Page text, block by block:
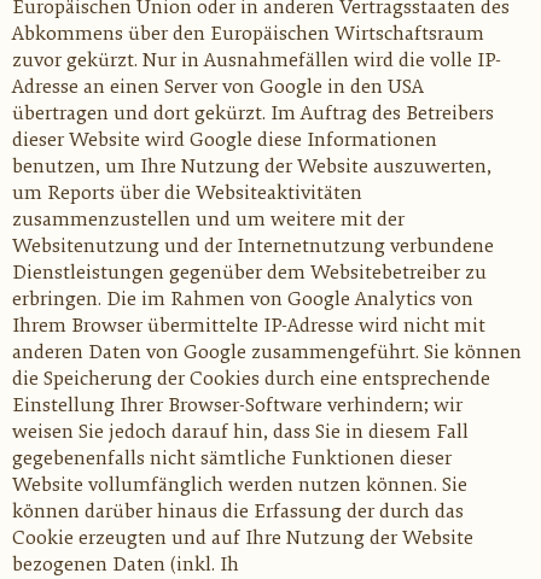
Europäischen Union oder in anderen Vertragsstaaten des
Abkommens über den Europäischen Wirtschaftsraum
zuvor gekürzt. Nur in Ausnahmefällen wird die volle IP-
Adresse an einen Server von Google in den USA
übertragen und dort gekürzt. Im Auftrag des Betreibers
dieser Website wird Google diese Informationen
benutzen, um Ihre Nutzung der Website auszuwerten,
um Reports über die Websiteaktivitäten
zusammenzustellen und um weitere mit der
Websitenutzung und der Internetnutzung verbundene
Dienstleistungen gegenüber dem Websitebetreiber zu
erbringen. Die im Rahmen von Google Analytics von
Ihrem Browser übermittelte IP-Adresse wird nicht mit
anderen Daten von Google zusammengeführt. Sie können
die Speicherung der Cookies durch eine entsprechende
Einstellung Ihrer Browser-Software verhindern; wir
weisen Sie jedoch darauf hin, dass Sie in diesem Fall
gegebenenfalls nicht sämtliche Funktionen dieser
Website vollumfänglich werden nutzen können. Sie
können darüber hinaus die Erfassung der durch das
Cookie erzeugten und auf Ihre Nutzung der Website
bezogenen Daten (inkl. Ih